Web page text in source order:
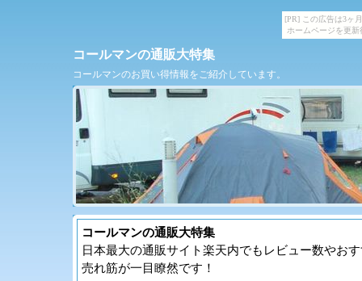
[PR] この広告は3ヶ
ホームページを更
コールマンの通販大特集
コールマンのお買い得情報をご紹介しています。
コールマンの通販大特集
日本最大の通販サイト楽天内でもレビュー数やお
売れ筋が一目瞭然です！